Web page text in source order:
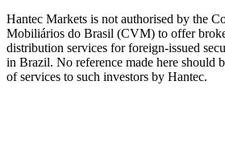
Hantec Markets is not authorised by the
Mobiliários do Brasil (CVM) to offer
distribution services for foreign-issued
in Brazil. No reference made here should
of services to such investors by Hantec.